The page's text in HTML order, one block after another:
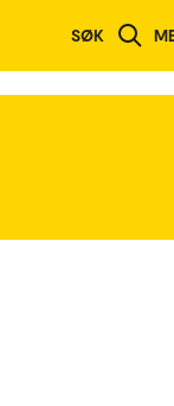
SØK